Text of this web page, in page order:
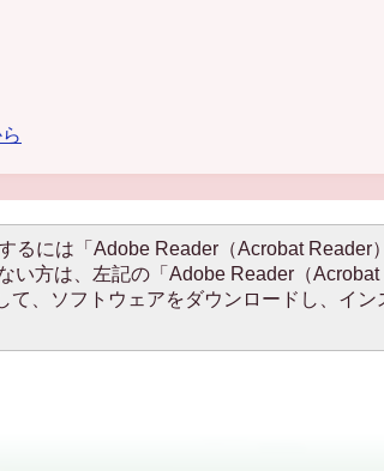
るには「Adobe Reader（Acrobat Reader
い方は、左記の「Adobe Reader（Acrobat
、ソフトウェアをダウンロードし、イン